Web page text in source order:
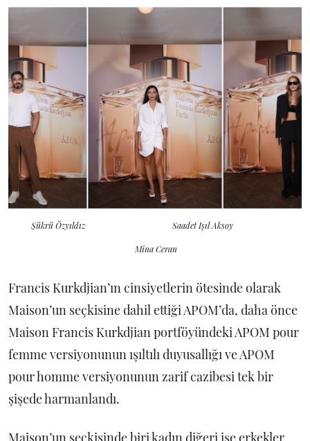
Şükrü Özyıldız Saadet Işıl Aksoy
Mina Ceran
Francis Kurkdjian’ın cinsiyetlerin ötesinde olarak
Maison’un seçkisine dahil ettiği APOM’da, daha önce
Maison Francis Kurkdjian portföyündeki APOM pour
femme versiyonunun ışıltılı duyusallığı ve APOM
pour homme versiyonunun zarif cazibesi tek bir
şişede harmanlandı.
Maison’un seçkisinde biri kadın diğeri ise erkekler